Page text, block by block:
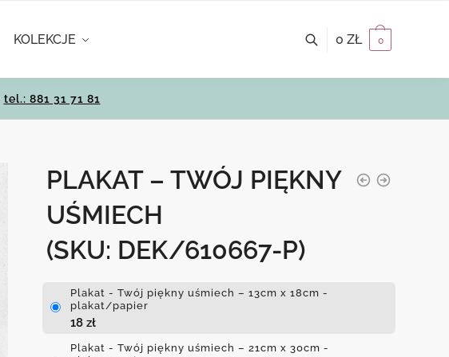
KOLEKCJE 0 ZŁ 0
tel.: 881 31 71 81
PLAKAT – TWÓJ PIĘKNY
UŚMIECH
(SKU: DEK/610667-P)
Plakat - Twój piękny uśmiech – 13cm x 18cm -
plakat/papier
18 zł
Plakat - Twój piękny uśmiech – 21cm x 30cm -